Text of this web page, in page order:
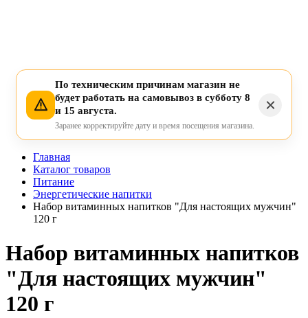
По техническим причинам магазин не
будет работать на самовывоз в субботу 8
и 15 августа.
Заранее корректируйте дату и время посещения магазина.
Главная
Каталог товаров
Питание
Энергетические напитки
Набор витаминных напитков "Для настоящих мужчин"
120 г
Набор витаминных напитков
"Для настоящих мужчин"
120 г